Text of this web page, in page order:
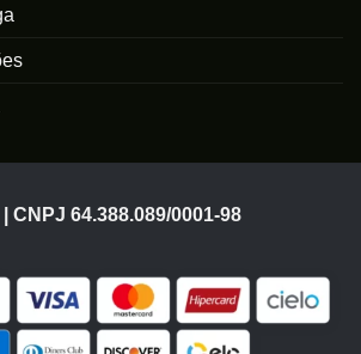
CNPJ 64.388.089/0001-98